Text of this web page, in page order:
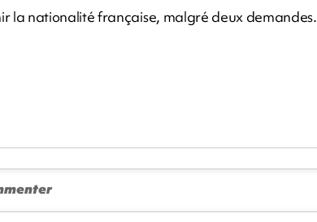
la nationalité française, malgré deux demandes.